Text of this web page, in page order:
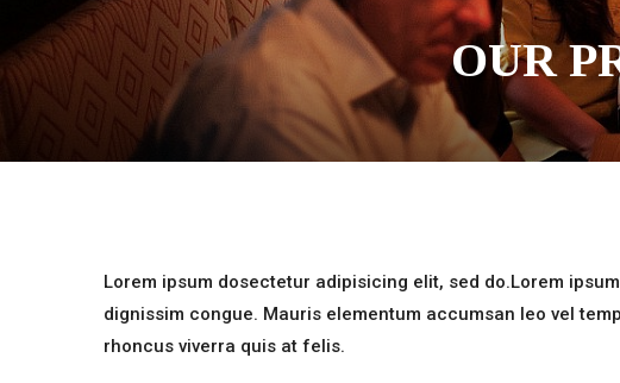
OUR
Lorem ipsum dosectetur adipisicing elit, sed do.Lorem
dignissim congue. Mauris elementum accumsan leo vel
rhoncus viverra quis at felis.